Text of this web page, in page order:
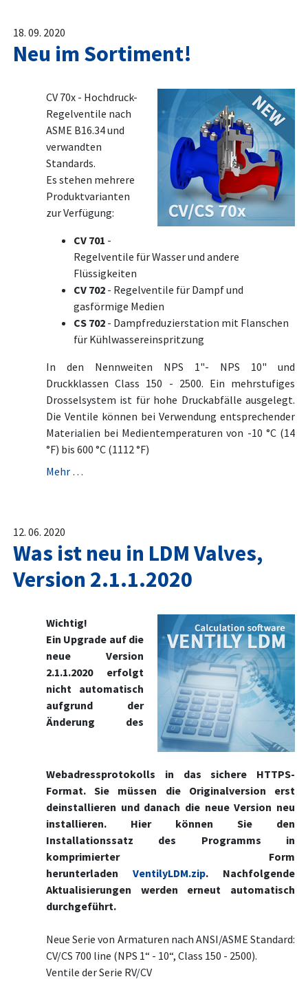
18. 09. 2020
Neu im Sortiment!
CV 70x - Hochdruck-
Regelventile nach
ASME B16.34 und
verwandten
Standards.
Es stehen mehrere
Produktvarianten
zur Verfügung:
CV 701 -
Regelventile für Wasser und andere
Flüssigkeiten
CV 702 - Regelventile für Dampf und
gasförmige Medien
CS 702 - Dampfreduzierstation mit Flanschen
für Kühlwassereinspritzung
In den Nennweiten NPS 1"- NPS 10" und
Druckklassen Class 150 - 2500. Ein mehrstufiges
Drosselsystem ist für hohe Druckabfälle ausgelegt.
Die Ventile können bei Verwendung entsprechender
Materialien bei Medientemperaturen von -10 °C (14
°F) bis 600 °C (1112 °F)
Mehr …
12. 06. 2020
Was ist neu in LDM Valves,
Version 2.1.1.2020
Wichtig!
Ein Upgrade auf die
neue Version
2.1.1.2020 erfolgt
nicht automatisch
aufgrund der
Änderung des
Webadressprotokolls in das sichere HTTPS-
Format. Sie müssen die Originalversion erst
deinstallieren und danach die neue Version neu
installieren. Hier können Sie den
Installationssatz des Programms in
komprimierter Form
herunterladen VentilyLDM.zip. Nachfolgende
Aktualisierungen werden erneut automatisch
durchgeführt.
Neue Serie von Armaturen nach ANSI/ASME Standard:
CV/CS 700 line (NPS 1“ - 10“, Class 150 - 2500).
Ventile der Serie RV/CV